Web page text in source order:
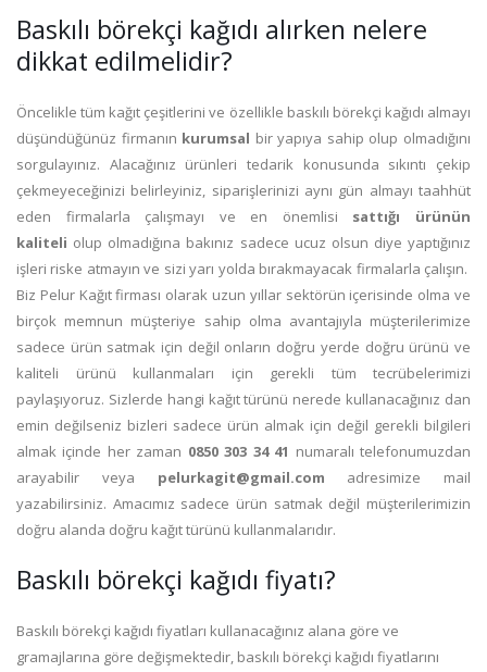
Baskılı börekçi kağıdı alırken nelere
dikkat edilmelidir?
Öncelikle tüm kağıt çeşitlerini ve özellikle baskılı börekçi kağıdı almayı
düşündüğünüz firmanın kurumsal bir yapıya sahip olup olmadığını
sorgulayınız. Alacağınız ürünleri tedarik konusunda sıkıntı çekip
çekmeyeceğinizi belirleyiniz, siparişlerinizi aynı gün almayı taahhüt
eden firmalarla çalışmayı ve en önemlisi sattığı ürünün
kaliteli olup olmadığına bakınız sadece ucuz olsun diye yaptığınız
işleri riske atmayın ve sizi yarı yolda bırakmayacak firmalarla çalışın.
Biz Pelur Kağıt firması olarak uzun yıllar sektörün içerisinde olma ve
birçok memnun müşteriye sahip olma avantajıyla müşterilerimize
sadece ürün satmak için değil onların doğru yerde doğru ürünü ve
kaliteli ürünü kullanmaları için gerekli tüm tecrübelerimizi
paylaşıyoruz. Sizlerde hangi kağıt türünü nerede kullanacağınız dan
emin değilseniz bizleri sadece ürün almak için değil gerekli bilgileri
almak içinde her zaman 0850 303 34 41 numaralı telefonumuzdan
arayabilir veya pelurkagit@gmail.com adresimize mail
yazabilirsiniz. Amacımız sadece ürün satmak değil müşterilerimizin
doğru alanda doğru kağıt türünü kullanmalarıdır.
Baskılı börekçi kağıdı fiyatı?
Baskılı börekçi kağıdı fiyatları kullanacağınız alana göre ve
gramajlarına göre değişmektedir, baskılı börekçi kağıdı fiyatlarını